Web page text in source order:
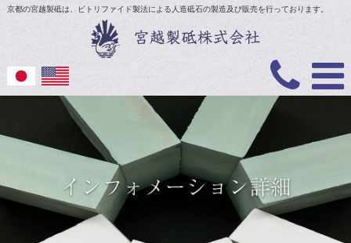
京都の宮越製砥は、ビトリファイド製法による人造砥石の製造及び販売を行っております。